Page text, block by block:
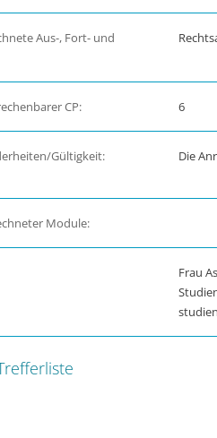
Aus-, Fort- und
CP: 6
Gültigkeit: Die
Module:
Frau